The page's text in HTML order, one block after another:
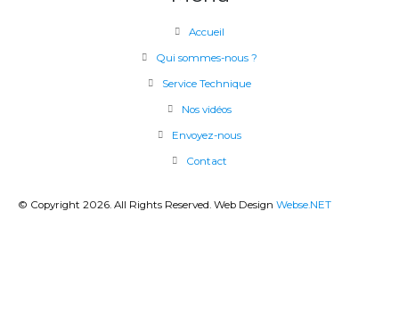
Accueil
Qui sommes-nous ?
Service Technique
Nos vidéos
Envoyez-nous
Contact
© Copyright 2026. All Rights Reserved. Web Design Webse.NET